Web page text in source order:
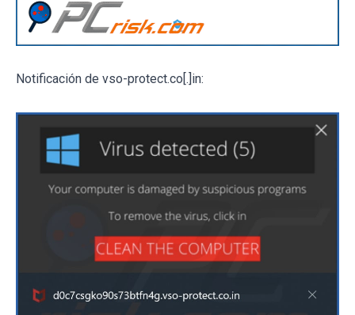
Notificación de vso-protect.co[.]in: